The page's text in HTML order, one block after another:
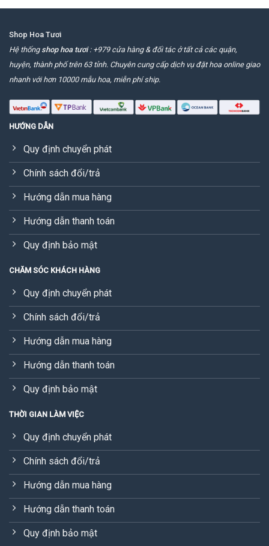
Shop Hoa Tươi
Hệ thống shop hoa tươi: +979 cửa hàng & đối tác ở tất cả các quận,
huyện, thành phố trên 63 tỉnh. Chuyên cung cấp dịch vụ đặt hoa online giao
nhanh với hơn 10000 mẫu hoa, miễn phí ship.
HƯỚNG DẪN
Quy định chuyển phát
Chính sách đổi/trả
Hướng dẫn mua hàng
Hướng dẫn thanh toán
Quy định bảo mật
CHĂM SÓC KHÁCH HÀNG
Quy định chuyển phát
Chính sách đổi/trả
Hướng dẫn mua hàng
Hướng dẫn thanh toán
Quy định bảo mật
THỜI GIAN LÀM VIỆC
Quy định chuyển phát
Chính sách đổi/trả
Hướng dẫn mua hàng
Hướng dẫn thanh toán
Quy định bảo mật